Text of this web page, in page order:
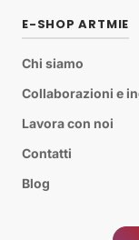
E-SHOP ARTMIE
Chi siamo
Collaborazioni e
Lavora con noi
Contatti
Blog